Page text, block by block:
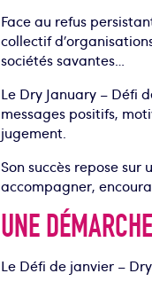
Face au refus
collectif
sociétés savantes…
Le Dry January – Défi
messages positifs,
jugement.
Son succès repose
accompagner,
UNE
Le Défi de janvier –